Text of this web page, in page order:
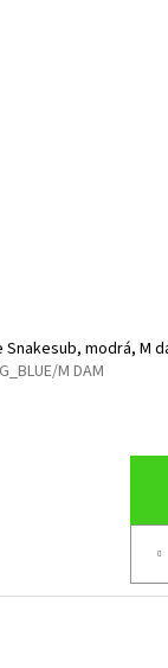
Snakesub, modrá, M
M DAM